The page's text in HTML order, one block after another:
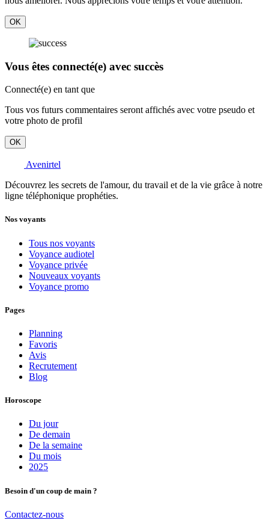
OK
Vous êtes connecté(e) avec succès
Connecté(e) en tant que
Tous vos futurs commentaires seront affichés avec votre pseudo et
votre photo de profil
OK
Avenirtel
Découvrez les secrets de l'amour, du travail et de la vie grâce à notre
ligne téléphonique prophéties.
Nos voyants
Tous nos voyants
Voyance audiotel
Voyance privée
Nouveaux voyants
Voyance promo
Pages
Planning
Favoris
Avis
Recrutement
Blog
Horoscope
Du jour
De demain
De la semaine
Du mois
2025
Besoin d'un coup de main ?
Contactez-nous